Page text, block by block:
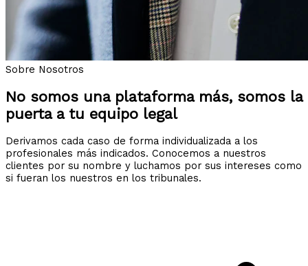
Sobre Nosotros
No somos una plataforma más, somos la
puerta a tu equipo legal
Derivamos cada caso de forma individualizada a los
profesionales más indicados. Conocemos a nuestros
clientes por su nombre y luchamos por sus intereses como
si fueran los nuestros en los tribunales.